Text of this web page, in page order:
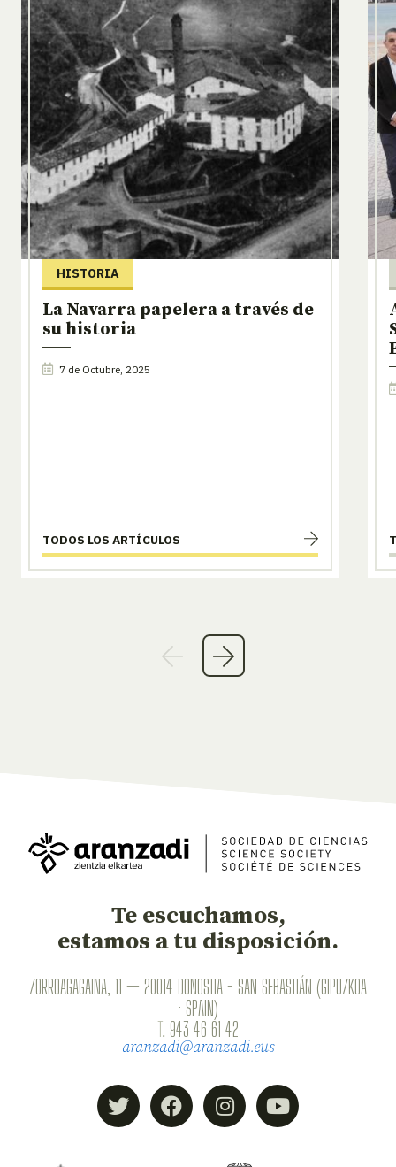
HISTORIA
La Navarra papelera a través de
su historia
7 de Octubre, 2025
TODOS LOS ARTÍCULOS
Te escuchamos,
estamos a tu disposición.
ZORROAGAGAINA, 11 — 20014 DONOSTIA - SAN SEBASTIÁN (GIPUZKOA
· SPAIN)
T. 943 46 61 42
aranzadi@aranzadi.eus